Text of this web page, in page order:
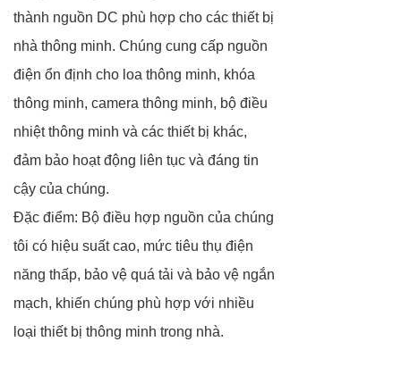
thành nguồn DC phù hợp cho các thiết bị
nhà thông minh. Chúng cung cấp nguồn
điện ổn định cho loa thông minh, khóa
thông minh, camera thông minh, bộ điều
nhiệt thông minh và các thiết bị khác,
đảm bảo hoạt động liên tục và đáng tin
cậy của chúng.
Đặc điểm: Bộ điều hợp nguồn của chúng
tôi có hiệu suất cao, mức tiêu thụ điện
năng thấp, bảo vệ quá tải và bảo vệ ngắn
mạch, khiến chúng phù hợp với nhiều
loại thiết bị thông minh trong nhà.